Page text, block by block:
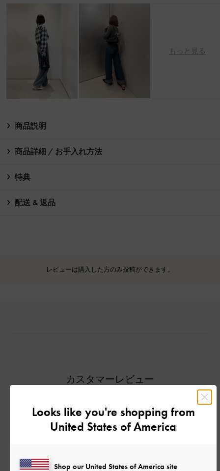
もっと見る
商品説明
商品詳細 / お手入れ方法
特典
配送 & 返品
レビューは購入した方のみ投稿ができます。
カスタマーレビュー
Looks like you're shopping from
United States of America
Shop our United States of America site